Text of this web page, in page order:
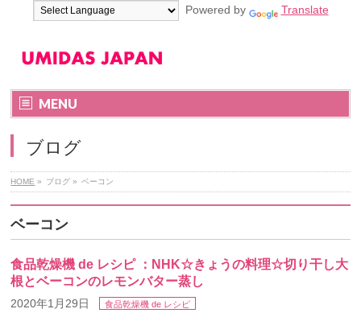
Powered by Translate
MENU
ブログ
HOME » ブログ » ベーコン
ベーコン
食品乾燥機 de レシピ ：NHK☆きょうの料理☆切り干し大
根とベーコンのレモンバター蒸し
2020年1月29日 食品乾燥機 de レシピ